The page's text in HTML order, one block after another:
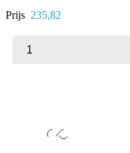
Prijs 235,82